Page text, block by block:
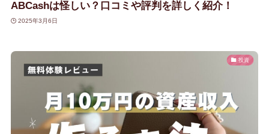
ABCashは怪しい？口コミや評判を詳しく紹介！
2025年3月6日
投資